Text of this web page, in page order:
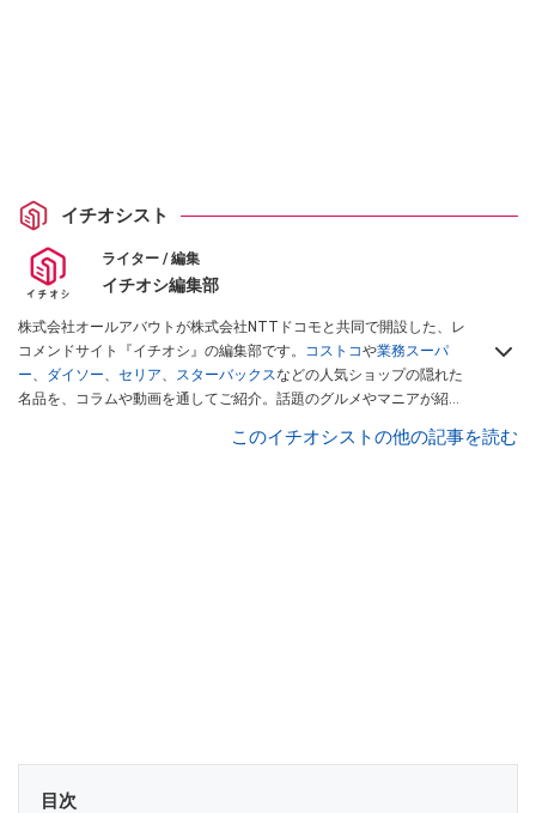
イチオシスト
ライター / 編集
イチオシ編集部
株式会社オールアバウトが株式会社NTTドコモと共同で開設した、レ
コメンドサイト『イチオシ』の編集部です。 コストコや業務スーパ
ー、 ダイソー、 セリア、 スターバックスなどの人気ショップの隠れた
名品を、コラムや動画を通してご紹介。話題のグルメやマニアが紹介
インフルエンサーが実際に使用してレビューしています。毎日トレン
このイチオシストの他の記事を読む
目次